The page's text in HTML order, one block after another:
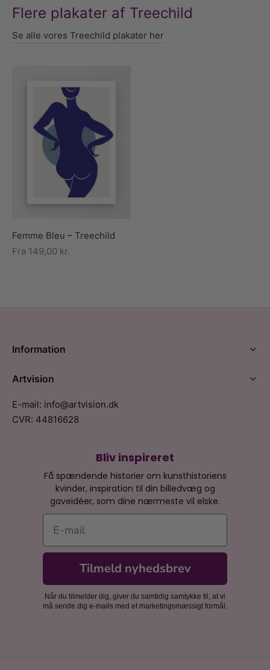
Flere plakater af Treechild
Se alle vores Treechild plakater her
Femme Bleu – Treechild
Fra 149,00 kr.
Bliv inspireret
Få spændende historier om kunsthistoriens
kvinder, inspiration til din billedvæg og
gaveidéer, som dine nærmeste vil elske.
E-mail
Tilmeld nyhedsbrev
Når du tilmelder dig, giver du samtidig samtykke til, at vi
må sende dig e-mails med et marketingsmæssigt formål.
Information
Artvision
E-mail: info@artvision.dk
CVR: 44816628